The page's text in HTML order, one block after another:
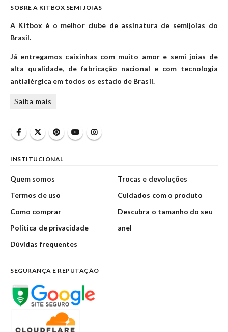
SOBRE A KITBOX SEMI JOIAS
A Kitbox é o melhor clube de assinatura de semijoias do
Brasil.
Já entregamos caixinhas com muito amor e semi joias de
alta qualidade, de fabricação nacional e com tecnologia
antialérgica em todos os estado de Brasil.
Saiba mais
INSTITUCIONAL
Quem somos
Termos de uso
Como comprar
Política de privacidade
Dúvidas frequentes
Trocas e devoluções
Cuidados com o produto
Descubra o tamanho do seu
anel
SEGURANÇA E REPUTAÇÃO